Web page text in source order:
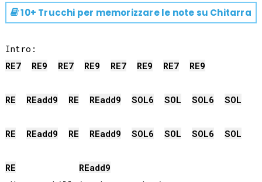
10+ Trucchi per memorizzare le note su Chitarra
RE7 RE9 RE7 RE9 RE7 RE9 RE7 RE9
RE REadd9 RE REadd9 SOL6 SOL SOL6 SOL
RE REadd9 RE REadd9 SOL6 SOL SOL6 SOL
RE REadd9